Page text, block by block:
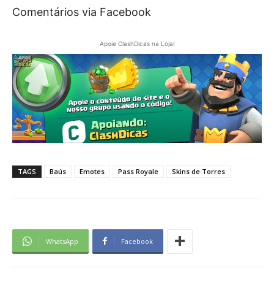
Comentários via Facebook
Apoie ClashDicas na Loja!
TAGS Baús Emotes Pass Royale Skins de Torres
WhatsApp Facebook